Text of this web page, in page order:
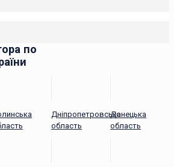
по
Дніпропетровська
область
Донецька
область